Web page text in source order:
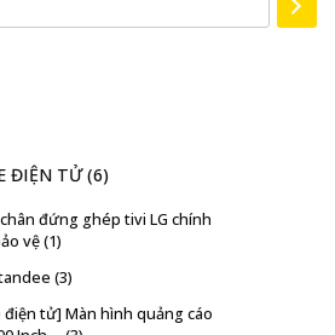
ĐIỆN TỬ (6)
đứng ghép tivi LG chính
vệ(1)
(3)
điện tử] Màn hình quảng cáo